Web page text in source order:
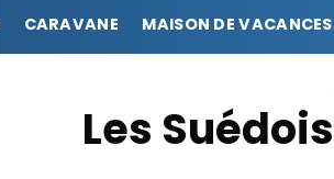
CARAVANE MAISON DE VACANCES
Les